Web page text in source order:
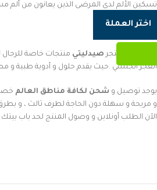
تسكين الألم لدى المرضى الذين يعانون من ألم
لذلك،يقدم متجر صيدليتي منتجات خاصة للرجال
العجز الجنسي .حيث يقدم حلول و أدوية طبية و
يوجد توصيل و شحن لكافة مناطق العالم
و مريحة و سهلة دون الحاجة لطرف ثالث ، و
الآن الطلب أونلاين و وصول المنتج لحد باب
اختر العملة